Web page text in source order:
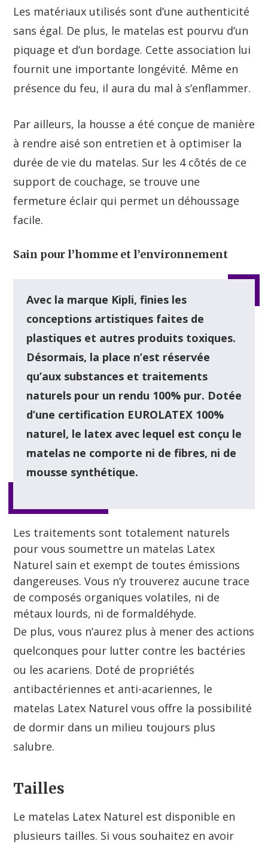
Les matériaux utilisés sont d’une authenticité
sans égal. De plus, le matelas est pourvu d’un
piquage et d’un bordage. Cette association lui
fournit une importante longévité. Même en
présence du feu, il aura du mal à s’enflammer.
Par ailleurs, la housse a été conçue de manière
à rendre aisé son entretien et à optimiser la
durée de vie du matelas. Sur les 4 côtés de ce
support de couchage, se trouve une
fermeture éclair qui permet un déhoussage
facile.
Sain pour l’homme et l’environnement
Avec la marque Kipli, finies les
conceptions artistiques faites de
plastiques et autres produits toxiques.
Désormais, la place n’est réservée
qu’aux substances et traitements
naturels pour un rendu 100% pur. Dotée
d’une certification EUROLATEX 100%
naturel, le latex avec lequel est conçu le
matelas ne comporte ni de fibres, ni de
mousse synthétique.
Les traitements sont totalement naturels
pour vous soumettre un matelas Latex
Naturel sain et exempt de toutes émissions
dangereuses. Vous n’y trouverez aucune trace
de composés organiques volatiles, ni de
métaux lourds, ni de formaldéhyde.
De plus, vous n’aurez plus à mener des actions
quelconques pour lutter contre les bactéries
ou les acariens. Doté de propriétés
antibactériennes et anti-acariennes, le
matelas Latex Naturel vous offre la possibilité
de dormir dans un milieu toujours plus
salubre.
Tailles
Le matelas Latex Naturel est disponible en
plusieurs tailles. Si vous souhaitez en avoir